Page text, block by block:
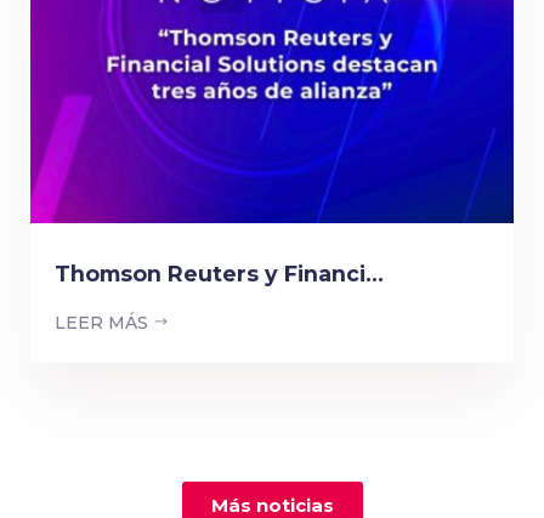
Thomson Reuters y Financi...
LEER MÁS
Más noticias